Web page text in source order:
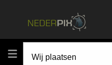
MENU
Wij plaatsen